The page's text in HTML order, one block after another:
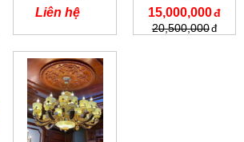
Liên hệ 15,000,000
20,500,000